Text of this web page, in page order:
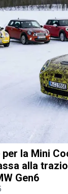
la Mini
alla
Gen6